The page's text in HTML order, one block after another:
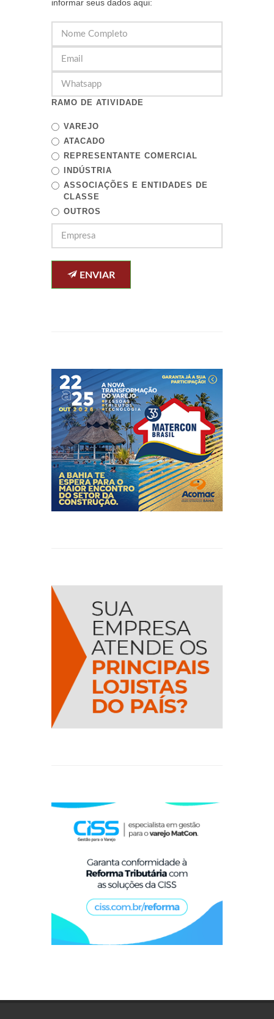
informar seus dados aqui:
RAMO DE ATIVIDADE
VAREJO
ATACADO
REPRESENTANTE COMERCIAL
INDÚSTRIA
ASSOCIAÇÕES E ENTIDADES DE
CLASSE
OUTROS
ENVIAR